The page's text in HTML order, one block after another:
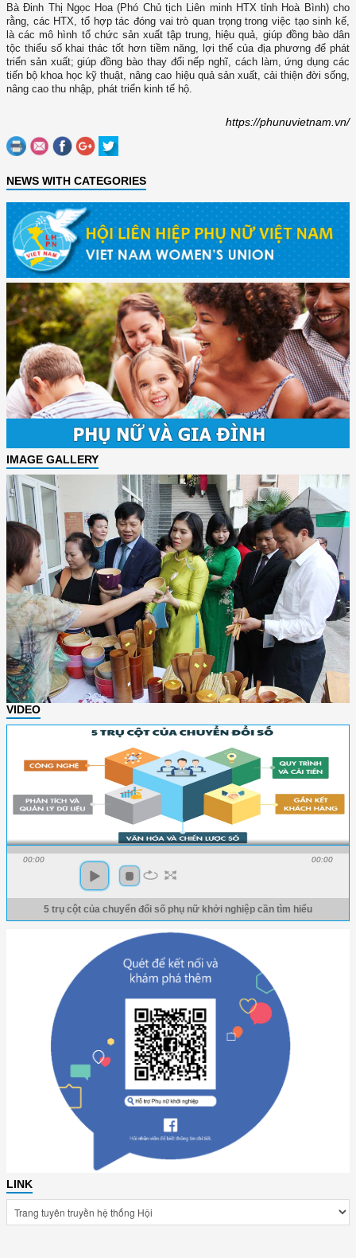
Bà Đinh Thị Ngọc Hoa (Phó Chủ tịch Liên minh HTX tỉnh Hoà Bình) cho
rằng, các HTX, tổ hợp tác đóng vai trò quan trọng trong việc tạo sinh kế,
là các mô hình tổ chức sản xuất tập trung, hiệu quả, giúp đồng bào dân
tộc thiểu số khai thác tốt hơn tiềm năng, lợi thế của địa phương để phát
triển sản xuất; giúp đồng bào thay đổi nếp nghĩ, cách làm, ứng dụng các
tiến bộ khoa học kỹ thuật, nâng cao hiệu quả sản xuất, cải thiện đời sống,
nâng cao thu nhập, phát triển kinh tế hộ.
https://phunuvietnam.vn/
NEWS WITH CATEGORIES
IMAGE GALLERY
VIDEO
00:00 00:00
5 trụ cột của chuyển đổi số phụ nữ khởi nghiệp cần tìm hiểu
LINK